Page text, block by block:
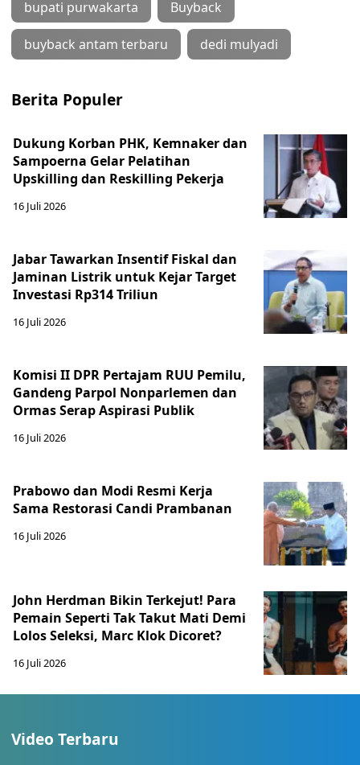
bupati purwakarta Buyback
buyback antam terbaru dedi mulyadi
Berita Populer
Dukung Korban PHK, Kemnaker dan
Sampoerna Gelar Pelatihan
Upskilling dan Reskilling Pekerja
16 Juli 2026
Jabar Tawarkan Insentif Fiskal dan
Jaminan Listrik untuk Kejar Target
Investasi Rp314 Triliun
16 Juli 2026
Komisi II DPR Pertajam RUU Pemilu,
Gandeng Parpol Nonparlemen dan
Ormas Serap Aspirasi Publik
16 Juli 2026
Prabowo dan Modi Resmi Kerja
Sama Restorasi Candi Prambanan
16 Juli 2026
John Herdman Bikin Terkejut! Para
Pemain Seperti Tak Takut Mati Demi
Lolos Seleksi, Marc Klok Dicoret?
16 Juli 2026
Video Terbaru